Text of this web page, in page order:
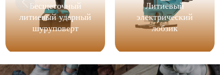
Бесщеточный
литиевый ударный
шуруповерт
Литиевый
электрический
лобзик